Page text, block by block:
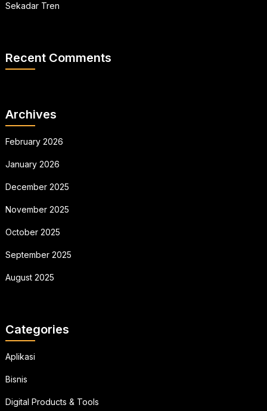
Sekadar Tren
Recent Comments
Archives
February 2026
January 2026
December 2025
November 2025
October 2025
September 2025
August 2025
Categories
Aplikasi
Bisnis
Digital Products & Tools